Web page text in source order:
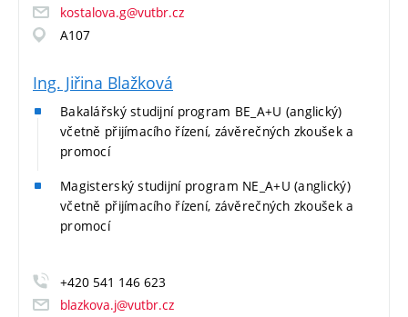
kostalova.g@vutbr.cz
A107
Ing. Jiřina Blažková
Bakalářský studijní program BE_A+U (anglický)
včetně přijímacího řízení, závěrečných zkoušek a
promocí
Magisterský studijní program NE_A+U (anglický)
včetně přijímacího řízení, závěrečných zkoušek a
promocí
+420 541 146 623
blazkova.j@vutbr.cz